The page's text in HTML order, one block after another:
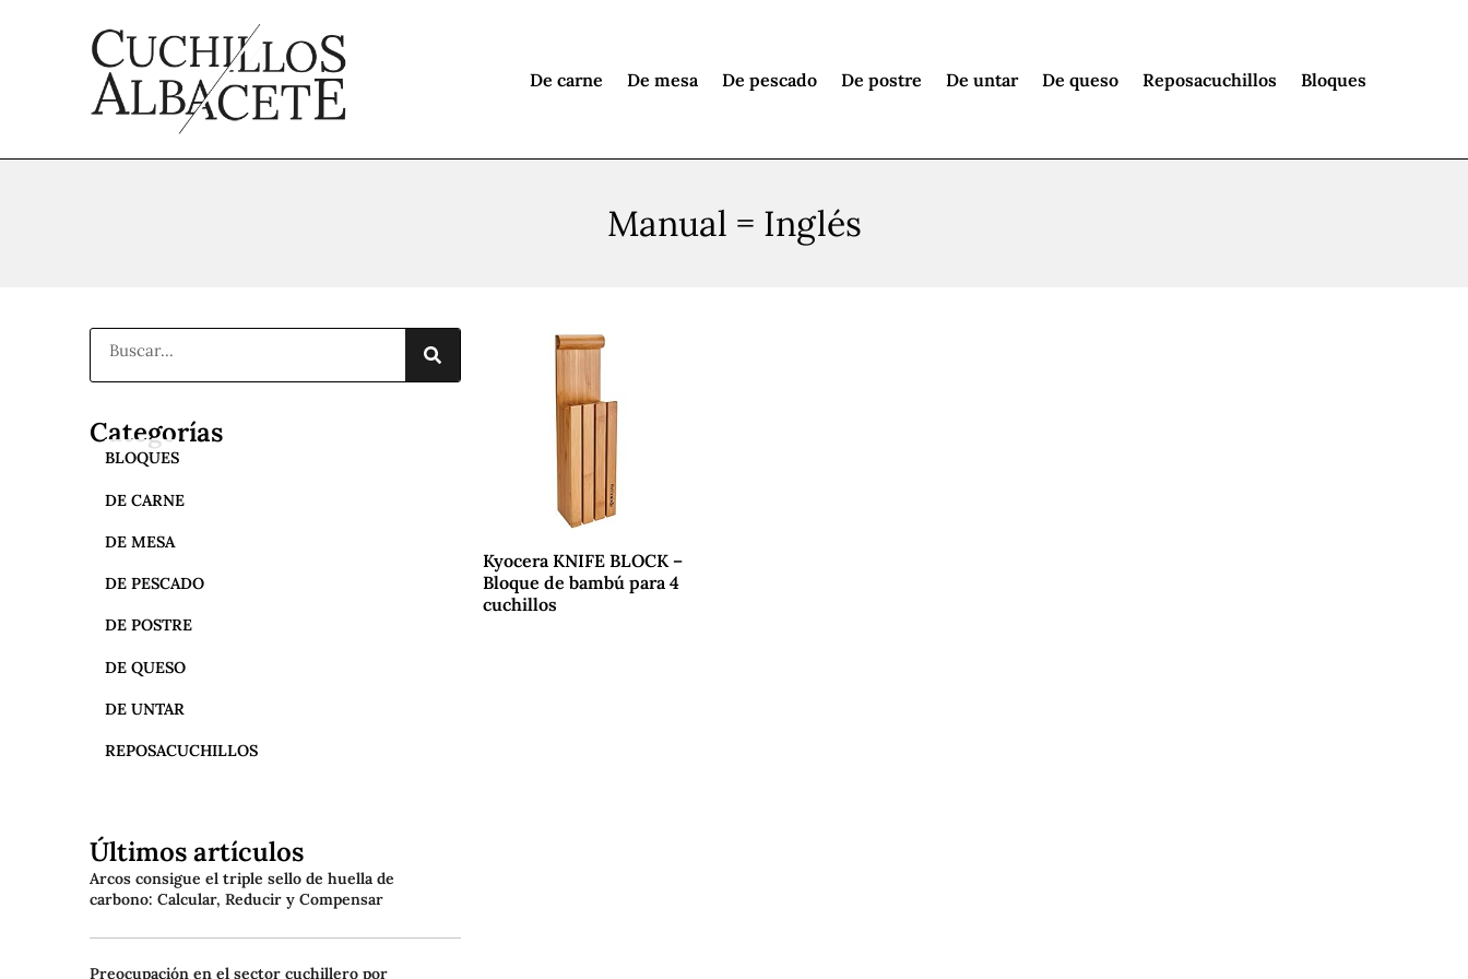
De carne De mesa De pescado De postre De untar De queso Reposacuchillos Bloques
Manual = Inglés
Buscar
Categorías
BLOQUES
DE CARNE
DE MESA
DE PESCADO
DE POSTRE
DE QUESO
DE UNTAR
REPOSACUCHILLOS
Últimos artículos
Arcos consigue el triple sello de huella de
carbono: Calcular, Reducir y Compensar
Preocupación en el sector cuchillero por
Kyocera KNIFE BLOCK –
Bloque de bambú para 4
cuchillos